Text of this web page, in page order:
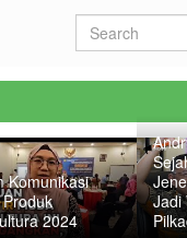
Komunikasi
2024
Jadi